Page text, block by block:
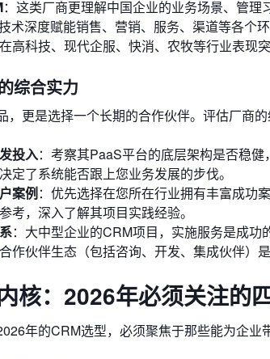
：这类厂商更理解中国企业的业务场景、管理
术深度赋能销售、营销、服务、渠道等各个
高科技、现代企服、快消、农牧等行业表现突
综合实力
，更是选择一个长期的合作伙伴。评估厂商的
投入：考察其PaaS平台的底层架构是否稳
定了系统能否跟上您业务发展的步伐。
案例：优先选择在您所在行业拥有丰富成功
考，深入了解其项目实践经验。
：大中型企业的CRM项目，实施服务是成
作伙伴生态（包括咨询、开发、集成伙伴）是
核：2026年必须关注的
年的CRM选型，必须聚焦于那些能为企业